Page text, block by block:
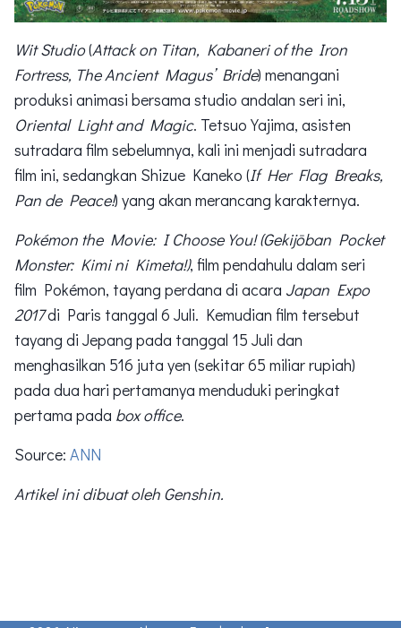
Wit Studio(Attack on Titan, Kabaneri of the Iron
Fortress, The Ancient Magus’ Bride) menangani
produksi animasi bersama studio andalan seri ini,
Oriental Light and Magic. Tetsuo Yajima, asisten
sutradara film sebelumnya, kali ini menjadi sutradara
film ini, sedangkan Shizue Kaneko (If Her Flag Breaks,
Pan de Peace!) yang akan merancang karakternya.
Pokémon the Movie: I Choose You! (Gekijōban Pocket
Monster: Kimi ni Kimeta!), film pendahulu dalam seri
film Pokémon, tayang perdana di acara Japan Expo
2017di Paris tanggal 6 Juli. Kemudian film tersebut
tayang di Jepang pada tanggal 15 Juli dan
menghasilkan 516 juta yen (sekitar 65 miliar rupiah)
pada dua hari pertamanya menduduki peringkat
pertama pada box office.
Source: ANN
Artikel ini dibuat oleh Genshin.